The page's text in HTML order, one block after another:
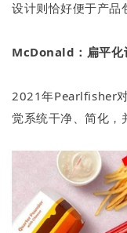
设计则恰好便于产品
McDonald：扁平化
2021年Pearlfisher
觉系统干净、简化，